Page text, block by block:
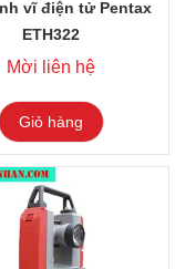
vĩ điện tử Pentax
ETH322
Mời liên hệ
Giỏ hàng